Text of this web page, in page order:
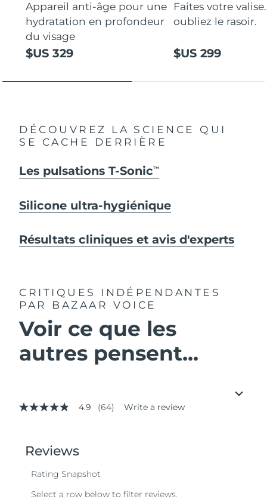
Appareil anti-âge pour une
hydratation en profondeur
du visage
$US 329
Faites votre
oubliez le rasoir.
$US 299
DÉCOUVREZ LA SCIENCE QUI
SE CACHE DERRIÈRE
Les pulsations T-SonicTM
Silicone ultra-hygiénique
Résultats cliniques et avis d'experts
CRITIQUES INDÉPENDANTES
PAR BAZAAR VOICE
Voir ce que les
autres pensent...
4.9
stars,
average
value.
4.9 (64) Write a review